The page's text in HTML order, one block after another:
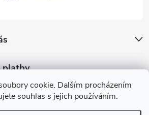
cookie. Dalším procházením
souhlas s jejich používáním.
platby